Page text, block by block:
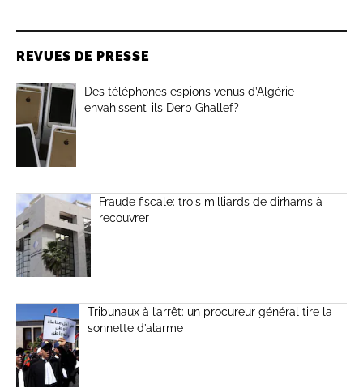
REVUES DE PRESSE
Des téléphones espions venus d’Algérie
envahissent-ils Derb Ghallef?
Fraude fiscale: trois milliards de dirhams à
recouvrer
Tribunaux à l’arrêt: un procureur général tire la
sonnette d’alarme